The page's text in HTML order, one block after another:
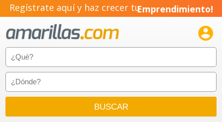
Regístrate aquí y haz crecer tuEmprendimiento!
